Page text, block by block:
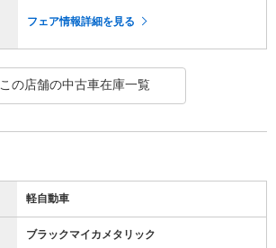
フェア情報詳細を見る
この店舗の中古車在庫一覧
軽自動車
ブラックマイカメタリック